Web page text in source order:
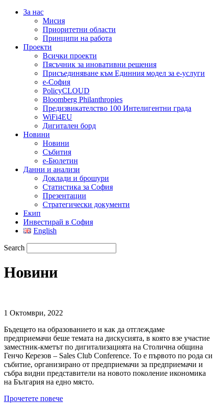
За нас
Мисия
Приоритетни области
Принципи на работа
Проекти
Всички проекти
Пясъчник за иновативни решения
Присъединяване към Единния модел за е-услуги
е-София
PolicyCLOUD
Bloomberg Philanthropies
Предизвикателство 100 Интелигентни града
WiFi4EU
Дигитален борд
Новини
Новини
Събития
е-Бюлетин
Данни и анализи
Доклади и брошури
Статистика за София
Презентации
Стратегически документи
Екип
Инвестирай в София
English
Search
Новини
1 Октомври, 2022
Бъдещето на образованието и как да отглеждаме
предприемачи беше темата на дискусията, в която взе участие
заместник-кметът по дигитализацията на Столична община
Генчо Керезов – Sales Club Conference. То е първото по рода си
събитие, организирано от предприемачи за предприемачи и
събра видни представители на новото поколение икономика
на България на едно място.
Прочетете повече